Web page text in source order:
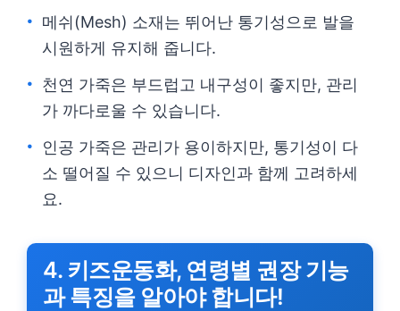
메쉬(Mesh) 소재는 뛰어난 통기성으로 발을
시원하게 유지해 줍니다.
천연 가죽은 부드럽고 내구성이 좋지만, 관리
가 까다로울 수 있습니다.
인공 가죽은 관리가 용이하지만, 통기성이 다
소 떨어질 수 있으니 디자인과 함께 고려하세
요.
4. 키즈운동화, 연령별 권장 기능
과 특징을 알아야 합니다!